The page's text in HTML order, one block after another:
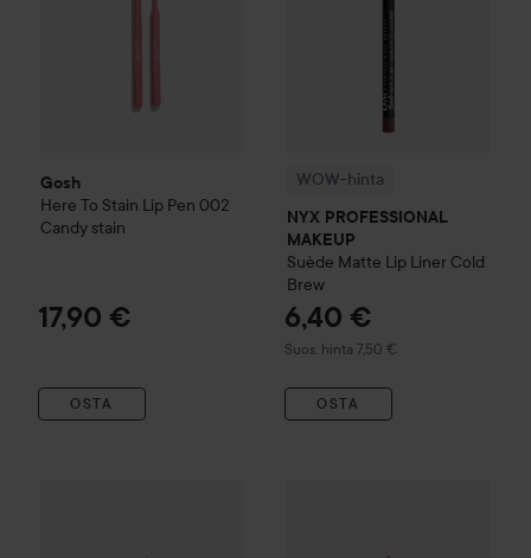
Gosh
Here To Stain Lip Pen 002
Candy stain
17,90 €
OSTA
WOW-hinta
NYX PROFESSIONAL
MAKEUP
Suède Matte Lip Liner Cold
Brew
6,40 €
Suos. hinta 7,50 €
Suositeltu hinta 7,50 €
OSTA